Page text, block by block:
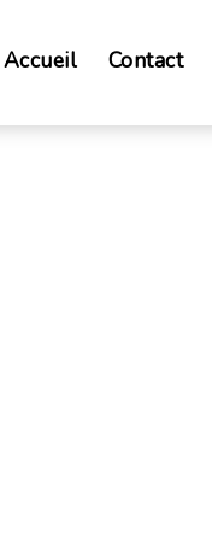
Accueil Contact